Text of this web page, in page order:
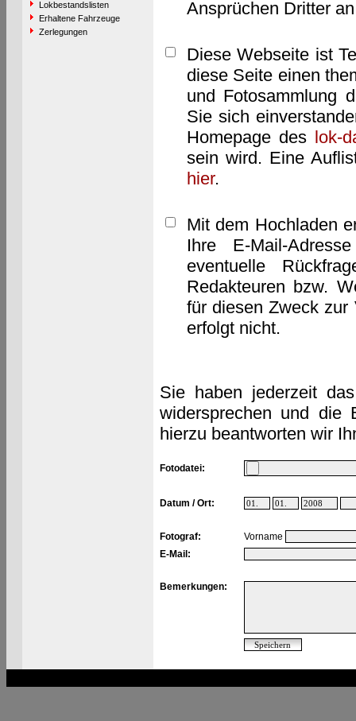
Lokbestandslisten
Erhaltene Fahrzeuge
Zerlegungen
Ansprüchen Dritter
Diese Webseite ist
diese Seite einen
und Fotosammlung
Sie sich
Homepage des lok-
sein wird. Eine
hier.
Mit dem Hochladen
Ihre E-Mail-
eventuelle
Redakteuren bzw.
für diesen Zweck zur
erfolgt nicht.
Sie haben jederzeit
widersprechen und die
hierzu beantworten wir
Fotodatei:
Datum / Ort:
Fotograf:
Vorname
E-Mail:
Bemerkungen: